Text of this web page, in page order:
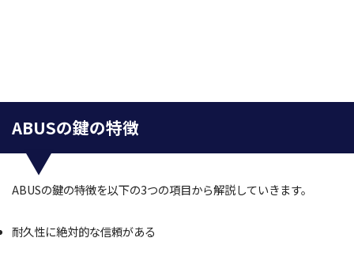
ABUSの鍵の特徴
ABUSの鍵の特徴を以下の3つの項目から解説していきます。
耐久性に絶対的な信頼がある